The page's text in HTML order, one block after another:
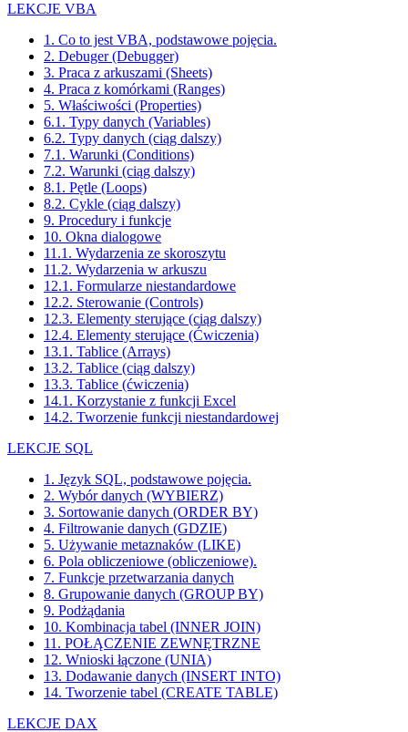
LEKCJE VBA
1. Co to jest VBA, podstawowe pojęcia.
2. Debuger (Debugger)
3. Praca z arkuszami (Sheets)
4. Praca z komórkami (Ranges)
5. Właściwości (Properties)
6.1. Typy danych (Variables)
6.2. Typy danych (ciąg dalszy)
7.1. Warunki (Conditions)
7.2. Warunki (ciąg dalszy)
8.1. Pętle (Loops)
8.2. Cykle (ciąg dalszy)
9. Procedury i funkcje
10. Okna dialogowe
11.1. Wydarzenia ze skoroszytu
11.2. Wydarzenia w arkuszu
12.1. Formularze niestandardowe
12.2. Sterowanie (Controls)
12.3. Elementy sterujące (ciąg dalszy)
12.4. Elementy sterujące (Ćwiczenia)
13.1. Tablice (Arrays)
13.2. Tablice (ciąg dalszy)
13.3. Tablice (ćwiczenia)
14.1. Korzystanie z funkcji Excel
14.2. Tworzenie funkcji niestandardowej
LEKCJE SQL
1. Język SQL, podstawowe pojęcia.
2. Wybór danych (WYBIERZ)
3. Sortowanie danych (ORDER BY)
4. Filtrowanie danych (GDZIE)
5. Używanie metaznaków (LIKE)
6. Pola obliczeniowe (obliczeniowe).
7. Funkcje przetwarzania danych
8. Grupowanie danych (GROUP BY)
9. Podżądania
10. Kombinacja tabel (INNER JOIN)
11. POŁĄCZENIE ZEWNĘTRZNE
12. Wnioski łączone (UNIA)
13. Dodawanie danych (INSERT INTO)
14. Tworzenie tabel (CREATE TABLE)
LEKCJE DAX